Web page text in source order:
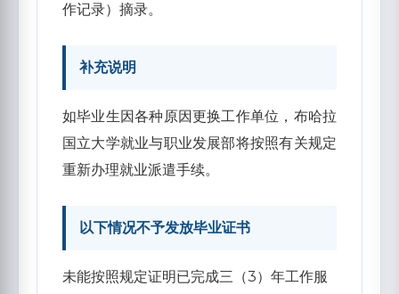
作记录）摘录。
补充说明
如毕业生因各种原因更换工作单位，布哈拉
国立大学就业与职业发展部将按照有关规定
重新办理就业派遣手续。
以下情况不予发放毕业证书
未能按照规定证明已完成三（3）年工作服